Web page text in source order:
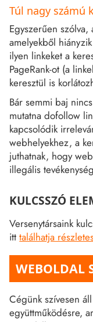
Túl nagy számú
Egyszerűen
amelyekből
ilyen linkeket a
PageRank-ot (a
keresztül is
Bár semmi baj
mutatna dofollow
kapcsolódik
webhelyekhez, a
juthatnak, hogy
illegális
KULCSSZÓ
Versenytársaink
itttalálhatja
WEBOLDAL
Cégünk szívesen
együttműködésre,